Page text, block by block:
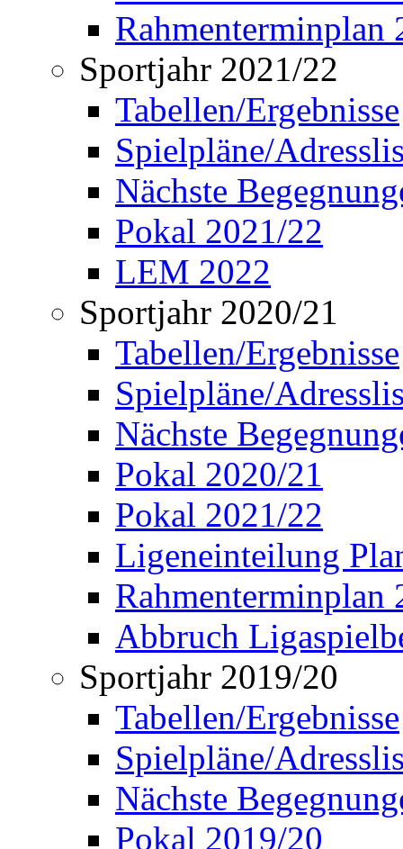
Rahmenterminplan
Sportjahr 2021/22
Tabellen/Ergebnisse
Spielpläne/
Nächste
Pokal 2021/22
LEM 2022
Sportjahr 2020/21
Tabellen/Ergebnisse
Spielpläne/
Nächste
Pokal 2020/21
Pokal 2021/22
Ligeneinteilung
Rahmenterminplan
Abbruch
Sportjahr 2019/20
Tabellen/Ergebnisse
Spielpläne/
Nächste
Pokal 2019/20